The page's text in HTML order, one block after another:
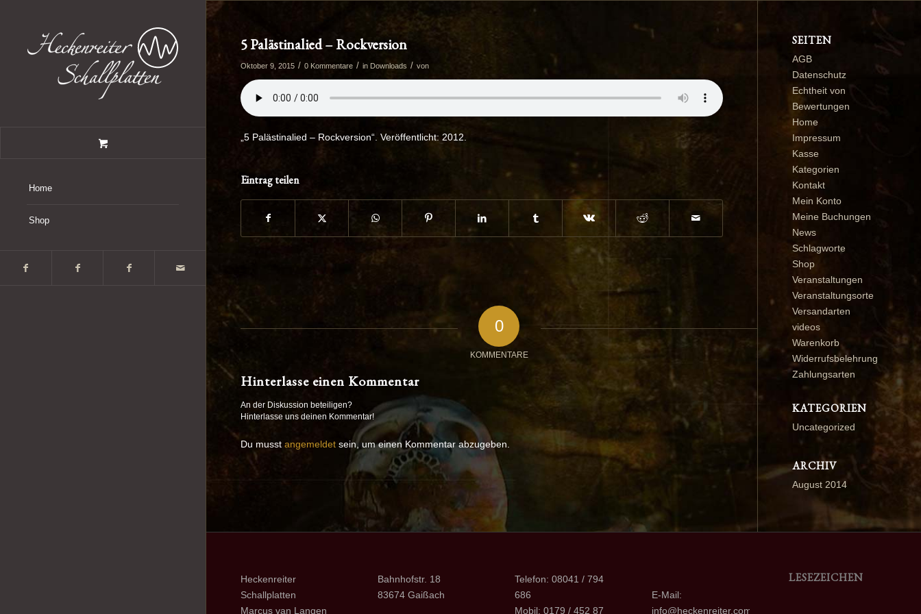
Home
Shop
5 Palästinalied – Rockversion
Oktober 9, 2015 / 0 Kommentare / in Downloads / von
„5 Palästinalied – Rockversion“. Veröffentlicht: 2012.
Eintrag teilen
0
KOMMENTARE
Hinterlasse einen Kommentar
An der Diskussion beteiligen?
Hinterlasse uns deinen Kommentar!
Du musst angemeldet sein, um einen Kommentar abzugeben.
SEITEN
AGB
Datenschutz
Echtheit von
Bewertungen
Home
Impressum
Kasse
Kategorien
Kontakt
Mein Konto
Meine Buchungen
News
Schlagworte
Shop
Veranstaltungen
Veranstaltungsorte
Versandarten
videos
Warenkorb
Widerrufsbelehrung
Zahlungsarten
KATEGORIEN
Uncategorized
ARCHIV
August 2014
Heckenreiter
Schallplatten
Marcus van Langen
Bahnhofstr. 18
83674 Gaißach
Telefon: 08041 / 794
686
Mobil: 0179 / 452 87
E-Mail:
info@heckenreiter.com
LESEZEICHEN